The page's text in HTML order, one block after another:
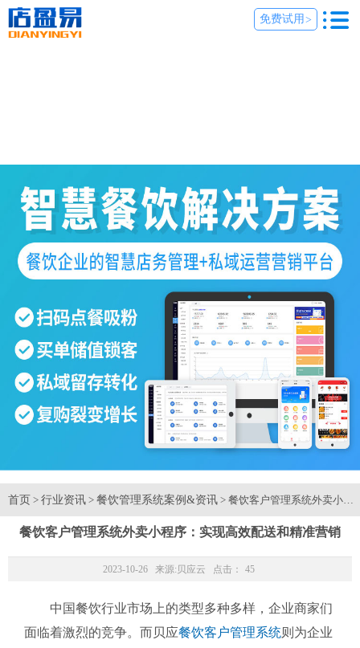
免费试用 >
首页 > 行业资讯 > 餐饮管理系统案例&资讯 > 餐饮客户管理系统外卖小程
餐饮客户管理系统外卖小程序：实现高效配送和精准营销
2023-10-26 来源: 贝应云 点击： 45
中国餐饮行业市场上的类型多种多样，企业商家们
面临着激烈的竞争。而贝应餐饮客户管理系统则为企业